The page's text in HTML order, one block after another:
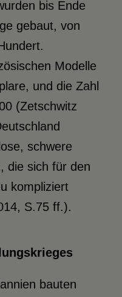
bis Ende
gebaut, von
Modelle
und die Zahl
(Zetschwitz
schwere
die sich für den
kompliziert
S.75 ff.).
bauten